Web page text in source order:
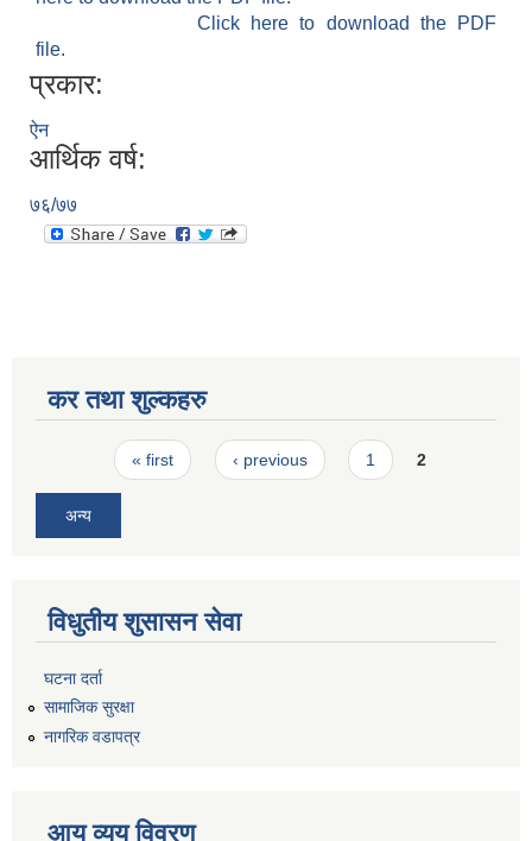
Click here to download the PDF
file.
प्रकार:
ऐन
आर्थिक वर्ष:
७६/७७
कर तथा शुल्कहरु
Pages« first ‹ previous 1 2
अन्य
विधुतीय शुसासन सेवा
घटना दर्ता
सामाजिक सुरक्षा
नागरिक वडापत्र
आय व्यय विवरण